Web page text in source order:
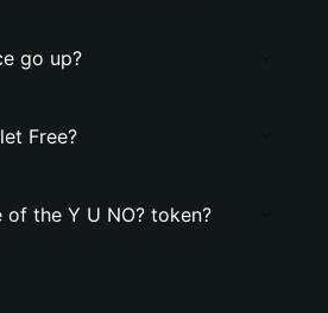
go up?
Free?
of the Y U NO? token?